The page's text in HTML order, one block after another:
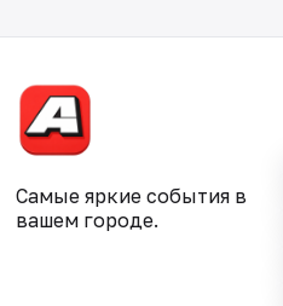
Самые яркие события в
вашем городе.